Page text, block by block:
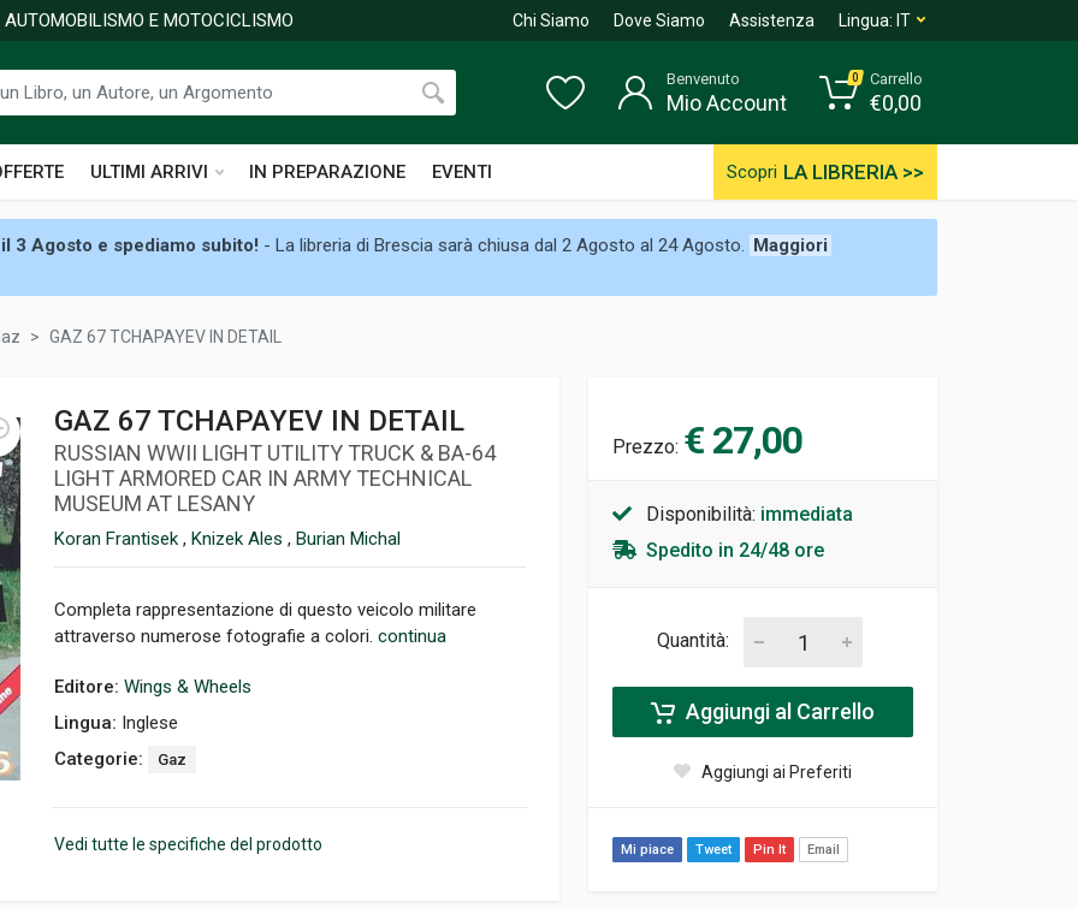
E MOTOCICLISMO Chi Siamo Dove Siamo Assistenza Lingua: IT
ULTIMI ARRIVI IN PREPARAZIONE EVENTI Scopri LA LIBRERIA >>
Benvenuto
Mio Account
0 Carrello
€0,00
3 Agosto e spediamo subito! - La libreria di Brescia sarà chiusa dal 2 Agosto al 24 Agosto. Maggiori
GAZ 67 TCHAPAYEV IN DETAIL
GAZ 67 TCHAPAYEV IN DETAIL
RUSSIAN WWII LIGHT UTILITY TRUCK & BA-64
LIGHT ARMORED CAR IN ARMY TECHNICAL
MUSEUM AT LESANY
Koran Frantisek , Knizek Ales , Burian Michal
Completa rappresentazione di questo veicolo militare
attraverso numerose fotografie a colori. continua
Editore: Wings & Wheels
Lingua: Inglese
Categorie:
Gaz
Vedi tutte le specifiche del prodotto
Prezzo: € 27,00
Disponibilità: immediata
Spedito in 24/48 ore
Quantità:
Aggiungi al Carrello
Aggiungi ai Preferiti
Mi piace Tweet Pin It Email